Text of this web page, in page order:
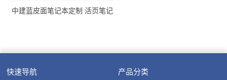
中建蓝皮面笔记本定制 活页笔记
快速导航 产品分类